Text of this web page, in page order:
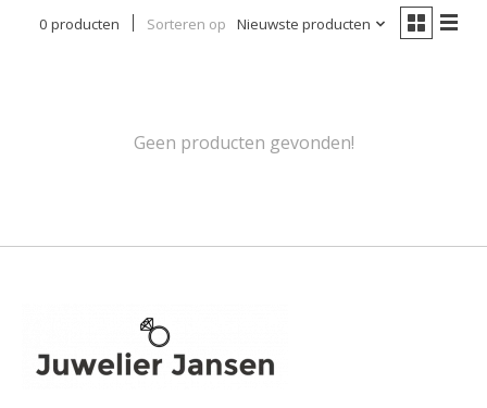
0 producten Sorteren op Nieuwste producten
Geen producten gevonden!